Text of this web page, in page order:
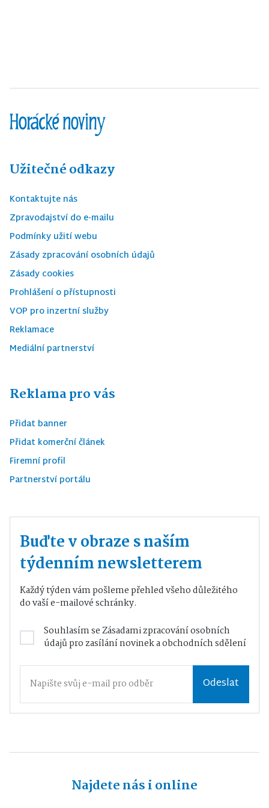
Užitečné odkazy
Kontaktujte nás
Zpravodajství do e-mailu
Podmínky užití webu
Zásady zpracování osobních údajů
Zásady cookies
Prohlášení o přístupnosti
VOP pro inzertní služby
Reklamace
Mediální partnerství
Reklama pro vás
Přidat banner
Přidat komerční článek
Firemní profil
Partnerství portálu
Buďte v obraze s naším
týdenním newsletterem
Každý týden vám pošleme přehled všeho důležitého
do vaší e-mailové schránky.
Souhlasím seZásadami zpracování osobních
údajůpro zasílání novinek a obchodních sdělení
Odeslat
Najdete nás i online